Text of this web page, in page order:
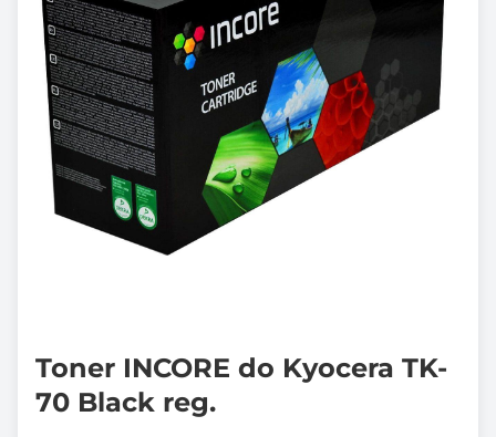
Toner INCORE do Kyocera TK-
70 Black reg.